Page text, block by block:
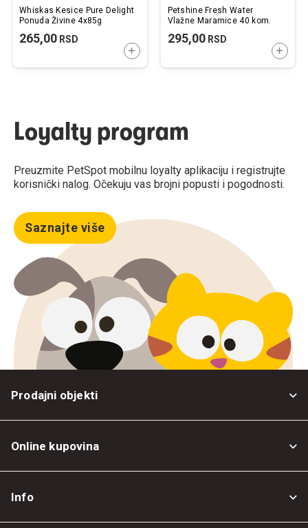
Whiskas Kesice Pure Delight
Ponuda Živine 4x85g
265,00 RSD
DODAJTE U KORPU
Petshine Fresh Water
Vlažne Maramice 40 kom.
295,00RSD
Loyalty program
Preuzmite PetSpot mobilnu loyalty aplikaciju i registrujte
korisnički nalog. Očekuju vas brojni popusti i pogodnosti.
Saznajte više
Prodajni objekti
Online kupovina
Info